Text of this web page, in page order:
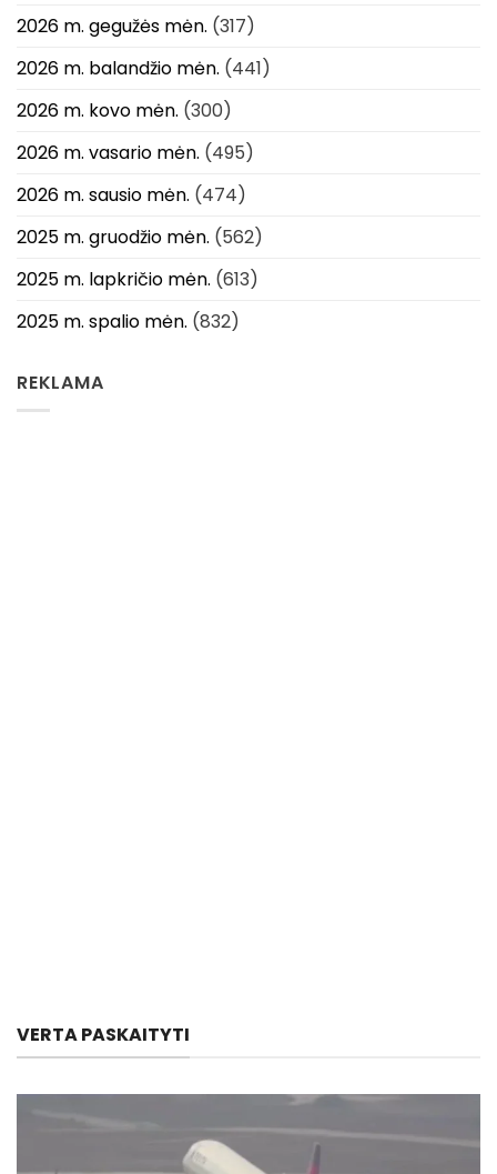
2026 m. gegužės mėn. (317)
2026 m. balandžio mėn. (441)
2026 m. kovo mėn. (300)
2026 m. vasario mėn. (495)
2026 m. sausio mėn. (474)
2025 m. gruodžio mėn. (562)
2025 m. lapkričio mėn. (613)
2025 m. spalio mėn. (832)
REKLAMA
VERTA PASKAITYTI